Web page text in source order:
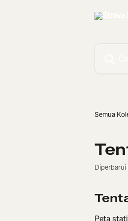
Semua
Diperbarui
Peta